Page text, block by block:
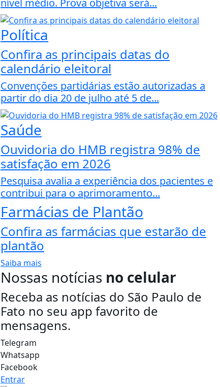
nível médio. Prova objetiva será...
Política
Confira as principais datas do
calendário eleitoral
Convenções partidárias estão autorizadas a
partir do dia 20 de julho até 5 de...
Saúde
Ouvidoria do HMB registra 98% de
satisfação em 2026
Pesquisa avalia a experiência dos pacientes e
contribui para o aprimoramento...
Farmácias de Plantão
Confira as farmácias que estarão de
plantão
Saiba mais
Nossas notícias no celular
Receba as notícias do São Paulo de
Fato no seu app favorito de
mensagens.
Telegram
Whatsapp
Facebook
Entrar